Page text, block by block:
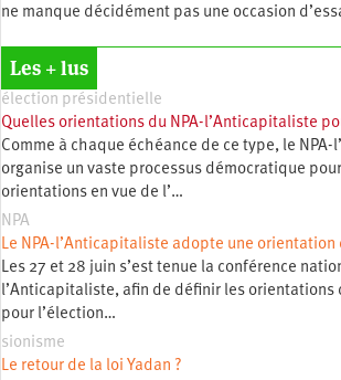
ne manque décidément pas une occasion
Les + lus
élection présidentielle
Quelles orientations du NPA-l’Anticapitaliste
Comme à chaque échéance de ce type, le
organise un vaste processus démocratique
orientations en vue de l’…
NPA
Le NPA-l’Anticapitaliste adopte une orientation
Les 27 et 28 juin s’est tenue la conférence
l’Anticapitaliste, afin de définir les orientations
pour l’élection…
sionisme
Le retour de la loi Yadan ?